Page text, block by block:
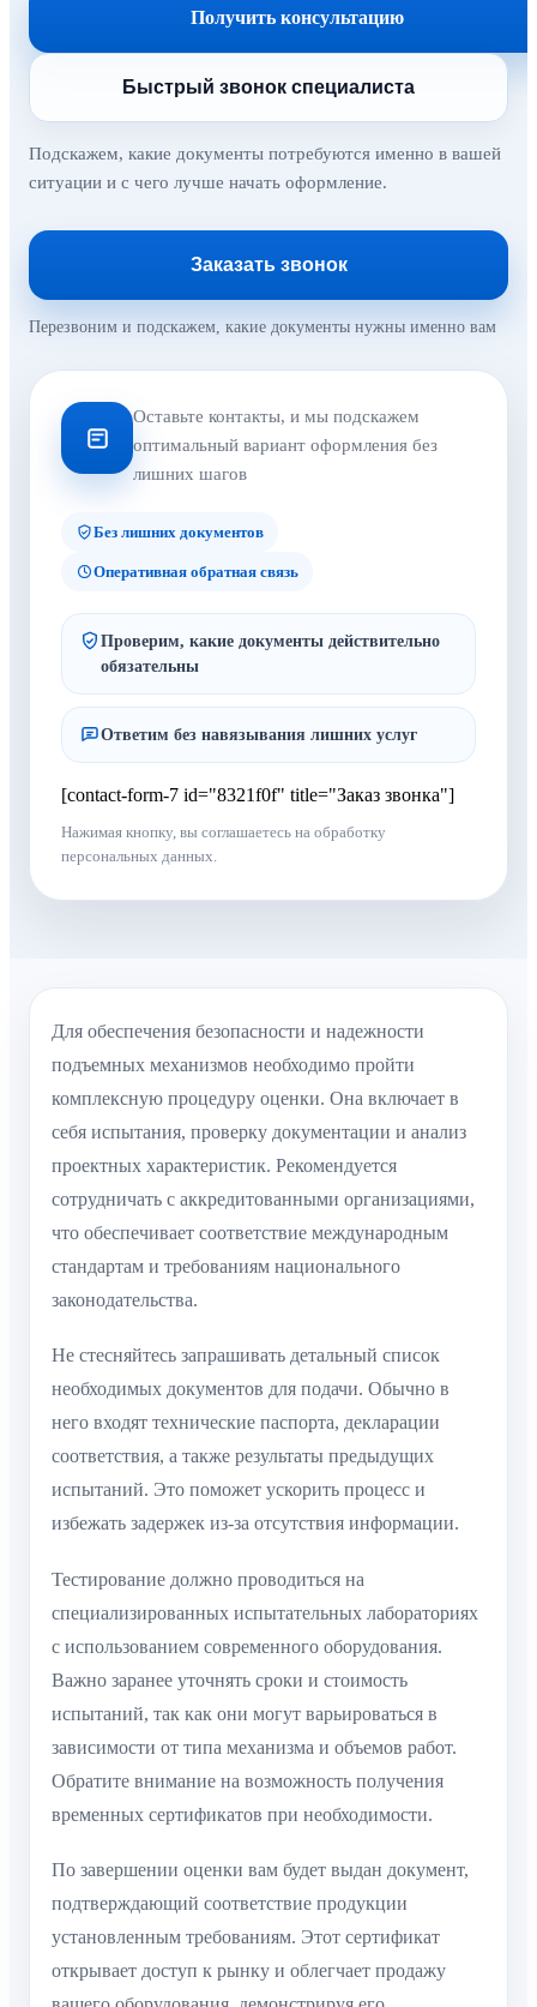
Получить консультацию
Быстрый звонок специалиста
Подскажем, какие документы потребуются именно в вашей
ситуации и с чего лучше начать оформление.
Заказать звонок
Перезвоним и подскажем, какие документы нужны именно вам
Оставьте контакты, и мы подскажем
оптимальный вариант оформления без
лишних шагов
Без лишних документов
Оперативная обратная связь
Проверим, какие документы действительно
обязательны
Ответим без навязывания лишних услуг
[contact-form-7 id="8321f0f" title="Заказ звонка"]
Нажимая кнопку, вы соглашаетесь на обработку
персональных данных.
Для обеспечения безопасности и надежности
подъемных механизмов необходимо пройти
комплексную процедуру оценки. Она включает в
себя испытания, проверку документации и анализ
проектных характеристик. Рекомендуется
сотрудничать с аккредитованными организациями,
что обеспечивает соответствие международным
стандартам и требованиям национального
законодательства.
Не стесняйтесь запрашивать детальный список
необходимых документов для подачи. Обычно в
него входят технические паспорта, декларации
соответствия, а также результаты предыдущих
испытаний. Это поможет ускорить процесс и
избежать задержек из-за отсутствия информации.
Тестирование должно проводиться на
специализированных испытательных лабораториях
с использованием современного оборудования.
Важно заранее уточнять сроки и стоимость
испытаний, так как они могут варьироваться в
зависимости от типа механизма и объемов работ.
Обратите внимание на возможность получения
временных сертификатов при необходимости.
По завершении оценки вам будет выдан документ,
подтверждающий соответствие продукции
установленным требованиям. Этот сертификат
открывает доступ к рынку и облегчает продажу